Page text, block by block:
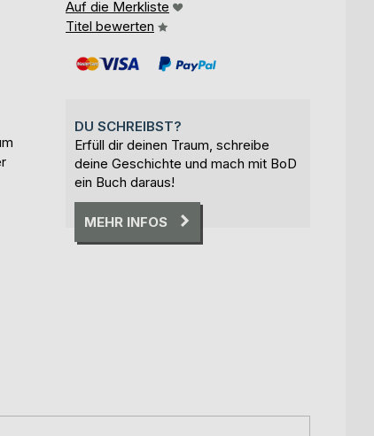
Auf die Merkliste
Titel bewerten
DU SCHREIBST?
Erfüll dir deinen Traum, schreibe
deine Geschichte und mach mit BoD
ein Buch daraus!
MEHR INFOS